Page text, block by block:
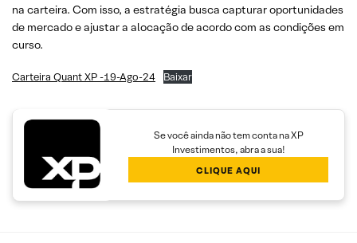
na carteira. Com isso, a estratégia busca capturar oportunidades
de mercado e ajustar a alocação de acordo com as condições em
curso.
Carteira Quant XP -19-Ago-24 Baixar
Se você ainda não tem conta na XP
Investimentos, abra a sua!
CLIQUE AQUI